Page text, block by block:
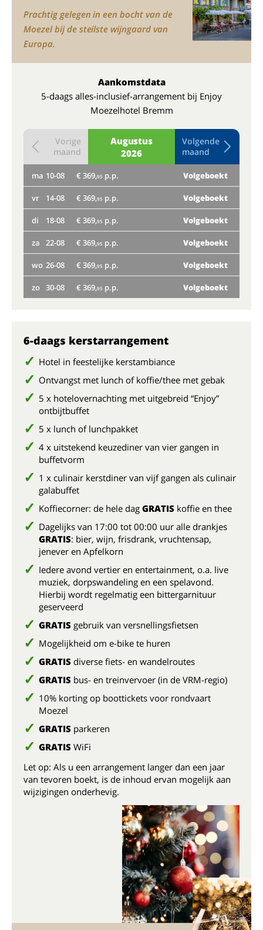
Prachtig gelegen in een bocht van de
Moezel bij de steilste wijngaard van
Europa.
Aankomstdata
5-daags alles-inclusief-arrangement bij Enjoy
Moezelhotel Bremm
Augustus
2026
Vorige
maand
Volgende
maand
ma 10-08 € 369,95 p.p. Volgeboekt
vr 14-08 € 369,95 p.p. Volgeboekt
di 18-08 € 369,95 p.p. Volgeboekt
za 22-08 € 369,95 p.p. Volgeboekt
wo 26-08 € 369,95 p.p. Volgeboekt
zo 30-08 € 369,95 p.p. Volgeboekt
6-daags kerstarrangement
Hotel in feestelijke kerstambiance
Ontvangst met lunch of koffie/thee met gebak
5 x hotelovernachting met uitgebreid “Enjoy”
ontbijtbuffet
5 x lunch of lunchpakket
4 x uitstekend keuzediner van vier gangen in
buffetvorm
1 x culinair kerstdiner van vijf gangen als culinair
galabuffet
Koffiecorner: de hele dag GRATIS koffie en thee
Dagelijks van 17:00 tot 00:00 uur alle drankjes
GRATIS: bier, wijn, frisdrank, vruchtensap,
jenever en Apfelkorn
Iedere avond vertier en entertainment, o.a. live
muziek, dorpswandeling en een spelavond.
Hierbij wordt regelmatig een bittergarnituur
geserveerd
GRATIS gebruik van versnellingsfietsen
Mogelijkheid om e-bike te huren
GRATIS diverse fiets- en wandelroutes
GRATIS bus- en treinvervoer (in de VRM-regio)
10% korting op boottickets voor rondvaart
Moezel
GRATIS parkeren
GRATIS WiFi
Let op: Als u een arrangement langer dan een jaar
van tevoren boekt, is de inhoud ervan mogelijk aan
wijzigingen onderhevig.